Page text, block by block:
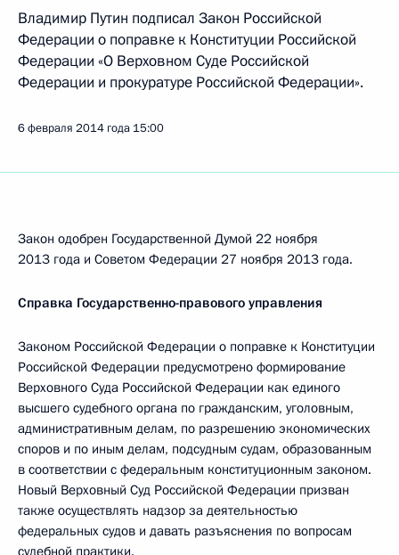
Владимир Путин подписал Закон Российской
Федерации о поправке к Конституции Российской
Федерации «О Верховном Суде Российской
Федерации и прокуратуре Российской Федерации».
6 февраля 2014 года 15:00
Закон одобрен Государственной Думой 22 ноября
2013 года и Советом Федерации 27 ноября 2013 года.
Справка Государственно-правового управления
Законом Российской Федерации о поправке к Конституции
Российской Федерации предусмотрено формирование
Верховного Суда Российской Федерации как единого
высшего судебного органа по гражданским, уголовным,
административным делам, по разрешению экономических
споров и по иным делам, подсудным судам, образованным
в соответствии с федеральным конституционным законом.
Новый Верховный Суд Российской Федерации призван
также осуществлять надзор за деятельностью
федеральных судов и давать разъяснения по вопросам
судебной практики.